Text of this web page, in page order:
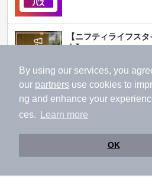
By using our services, you
our partners use cookies to
ng and enhance your
ces.
Learn more
OK
【ニフティライフス
内】
株主優待制度で人気の温
拡充されました！
温泉TOP 関西(近畿)